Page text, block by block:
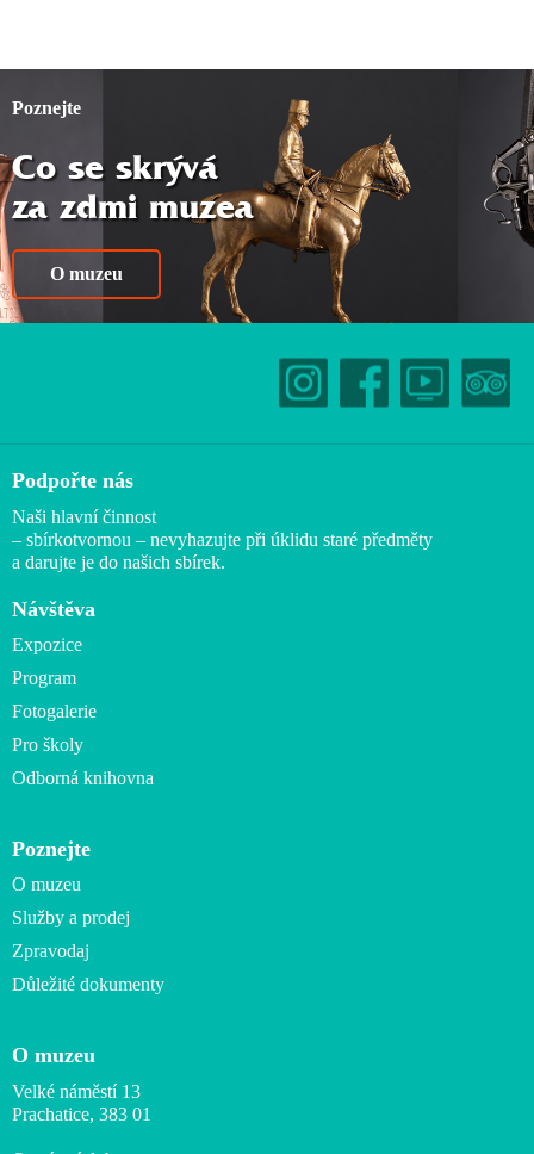
Poznejte
Co se skrývá
za zdmi muzea
O muzeu
Podpořte nás
Naši hlavní činnost
– sbírkotvornou – nevyhazujte při úklidu staré předměty
a darujte je do našich sbírek.
Návštěva
Expozice
Program
Fotogalerie
Pro školy
Odborná knihovna
Poznejte
O muzeu
Služby a prodej
Zpravodaj
Důležité dokumenty
O muzeu
Velké náměstí 13
Prachatice, 383 01